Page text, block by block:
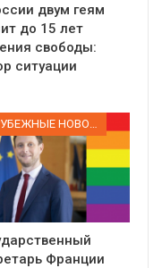
двум геям
до 15 лет
свободы:
ситуации
Франции